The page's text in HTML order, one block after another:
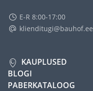
E-R 8:00-17:00
klienditugi@bauhof.ee
KAUPLUSED
BLOGI
PABERKATALOOG